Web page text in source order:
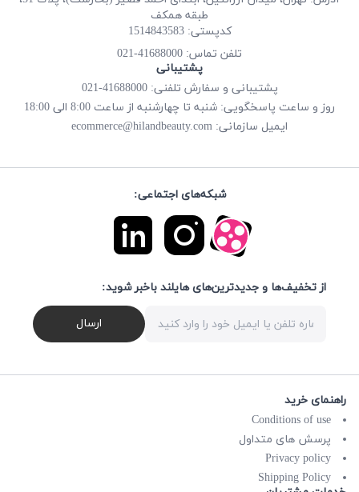
طبقه همکف
کدپستی: 1514843583
تلفن تماس: 41688000-021
پشتیبانی
پشتیبانی و سفارش تلفنی: 41688000-021
روز و ساعت پاسخگویی: شنبه تا چهارشنبه از ساعت 8:00 الی 18:00
ایمیل سازمانی: ecommerce@hilandbeauty.com
شبکه‌های اجتماعی:
از تخفیف‌ها و جدیدترین‌های هایلند باخبر شوید:
ارسال
راهنمای خرید
Conditions of use
پرسش های متداول
Privacy policy
Shipping Policy